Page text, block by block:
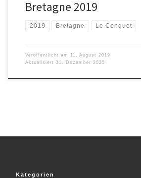
Bretagne 2019
2019 Bretagne Le Conquet
Veröffentlicht am
11. August 2019
Aktualisiert 31. Dezember 2025
Kategorien